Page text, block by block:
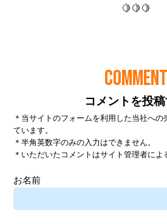
COMMENT
コメントを投
＊当サイトのフォームを利用した当社へ
ています。
＊半角英数字のみの入力はできません。
＊いただいたコメントはサイト管理者によ
お名前